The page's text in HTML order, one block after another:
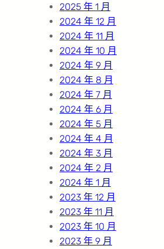
2025 年 1 月
2024 年 12 月
2024 年 11 月
2024 年 10 月
2024 年 9 月
2024 年 8 月
2024 年 7 月
2024 年 6 月
2024 年 5 月
2024 年 4 月
2024 年 3 月
2024 年 2 月
2024 年 1 月
2023 年 12 月
2023 年 11 月
2023 年 10 月
2023 年 9 月